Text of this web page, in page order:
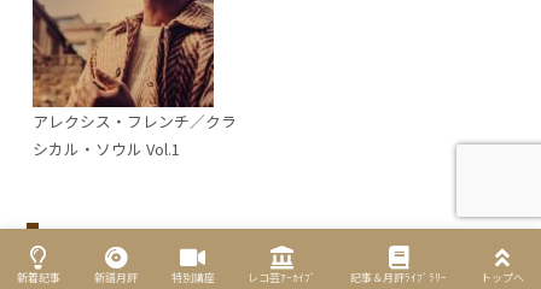
アレクシス・フレンチ／クラ
シカル・ソウル Vol.1
［新譜月評］その他
新着記事 新譜月評 特別講座 レコ芸ｱｰｶｲﾌﾞ 記事＆月評ﾗｲﾌﾞﾗﾘｰ トップへ